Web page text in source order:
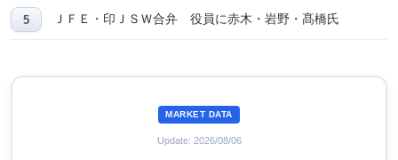
ＪＦＥ・印ＪＳＷ合弁 役員に赤木・岩野・髙橋氏
MARKET DATA
Update: 2026/08/06